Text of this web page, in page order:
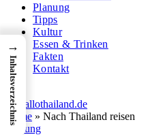
Planung
Tipps
Kultur
Essen & Trinken
Fakten
Kontakt
Home » Nach Thailand reisen
Planung
→
Inhaltsverzeichnis